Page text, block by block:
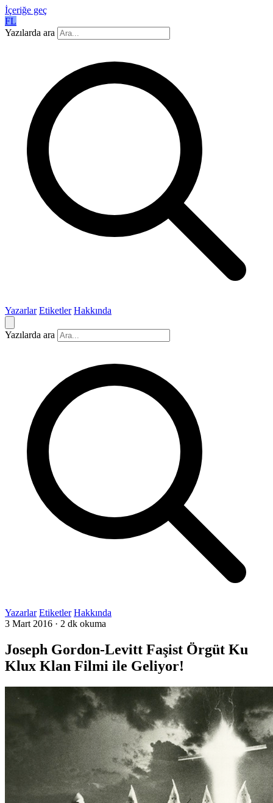
İçeriğe geç
FL
Yazılarda ara
Yazarlar Etiketler Hakkında
Yazılarda ara
Yazarlar Etiketler Hakkında
3 Mart 2016 · 2 dk okuma
Joseph Gordon-Levitt Faşist Örgüt Ku
Klux Klan Filmi ile Geliyor!